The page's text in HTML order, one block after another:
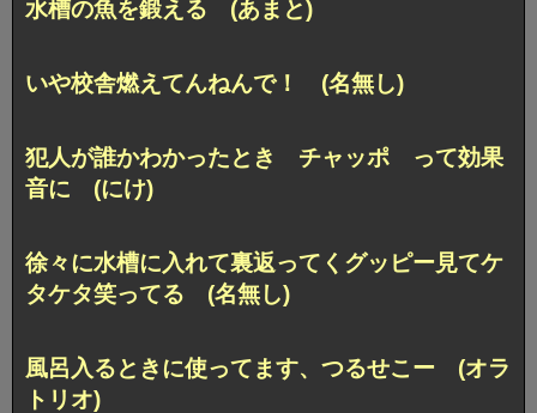
水槽の魚を鍛える (あまと)
いや校舎燃えてんねんで！ (名無し)
犯人が誰かわかったとき チャッポ って効果
音に (にけ)
徐々に水槽に入れて裏返ってくグッピー見てケ
タケタ笑ってる (名無し)
風呂入るときに使ってます、つるせこー (オラ
トリオ)